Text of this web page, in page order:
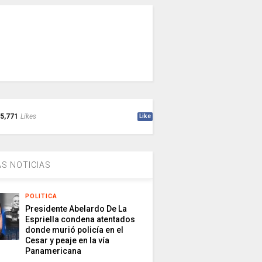
5,771 Likes Like
NOTICIAS
POLITICA
Presidente Abelardo De La
Espriella condena atentados
donde murió policía en el
Cesar y peaje en la vía
Panamericana